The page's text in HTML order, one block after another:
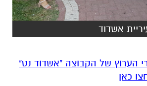
אשדוד
הערוץ של הקבוצה "אשדוד נט"